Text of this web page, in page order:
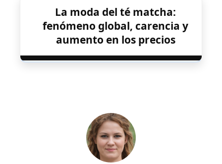
La moda del té matcha:
fenómeno global, carencia y
aumento en los precios